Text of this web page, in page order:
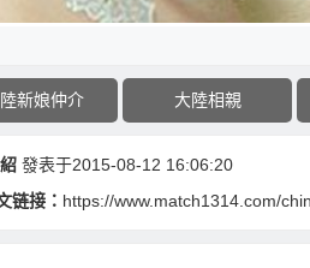
新娘仲介 大陸相親
發表于2015-08-12 16:06:20
链接： https://www.match1314.com/